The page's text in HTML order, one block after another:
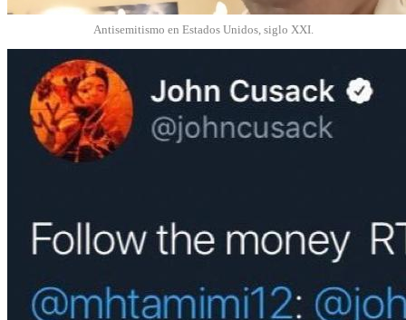
Antisemitismo en Estados Unidos, siglo XXI.